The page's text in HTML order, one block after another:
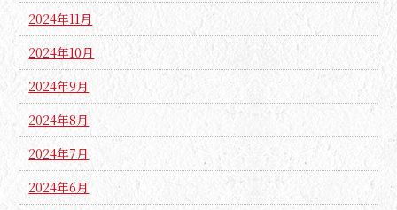
2024年11月
2024年10月
2024年9月
2024年8月
2024年7月
2024年6月